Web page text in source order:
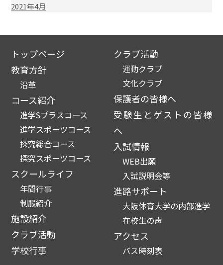
2021年4月
トップページ
教育方針
沿革
コース紹介
進学Sプラスコース
進学スポーツコース
探究総合コース
探究スポーツコース
スクールライフ
年間行事
制服紹介
施設紹介
クラブ活動
学校行事
クラブ活動
運動クラブ
文化クラブ
保護者の皆様へ
受験生とゲストの皆様
へ
入試情報
WEB出願
入試説明会等
進路サポート
大阪体育大学の内部進学
在校生の声
アクセス
バス時刻表